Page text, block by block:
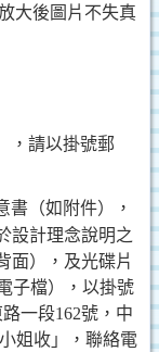
大後圖片不失真
，請以掛號郵
書（如附件），
設計理念說明之
面），及光碟片
子檔），以掛號
一段162號，中
姐收」，聯絡電